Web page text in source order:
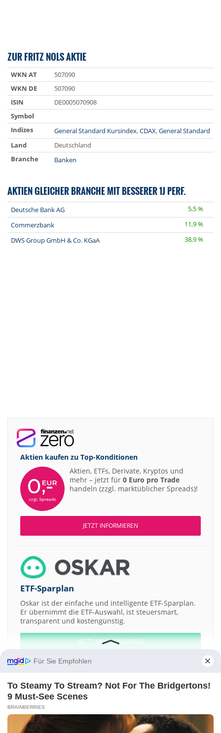
ZUR FRITZ NOLS AKTIE
WKN AT
507090
WKN DE
507090
ISIN
DE0005070908
Symbol
Indizes
General Standard Kursindex,CDAX,General Standard
Land
Deutschland
Branche
Banken
AKTIEN GLEICHER BRANCHE MIT BESSERER 1J PERF.
Deutsche Bank AG
5,5 %
Commerzbank
11,9 %
DWS Group GmbH & Co. KGaA
38,9 %
Aktien kaufen zu Top-Konditionen
Aktien, ETFs, Derivate, Kryptos und
mehr – jetzt für 0 Euro pro Trade
handeln (zzgl. marktüblicher Spreads)!
JETZT INFORMIEREN
ETF-Sparplan
Oskar ist der einfache und intelligente ETF-Sparplan.
Er übernimmt die ETF-Auswahl, ist steuersmart,
transparent und kostengünstig.
JETZT MEHR ERFAHREN
Aktien ATX DAX EuroStoxx 50
Weitere Aktien:
Für Sie Empfohlen
To Steamy To Stream? Not For The Bridgertons!
9 Must-See Scenes
BRAINBERRIES